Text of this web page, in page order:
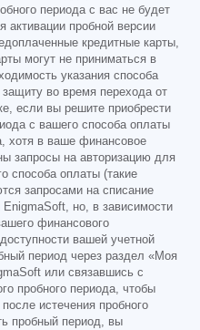
периода с вас не будет
активации пробной версии
кредитные карты,
могут не приниматься в
указания способа
во время перехода от
если вы решите приобрести
с вашего способа оплаты
хотя в ваше финансовое
запросы на авторизацию для
способа оплаты (такие
запросами на списание
но, в зависимости
финансового
вашей учетной
период через раздел «Моя
или связавшись с
пробного периода, чтобы
истечения пробного
пробный период, вы